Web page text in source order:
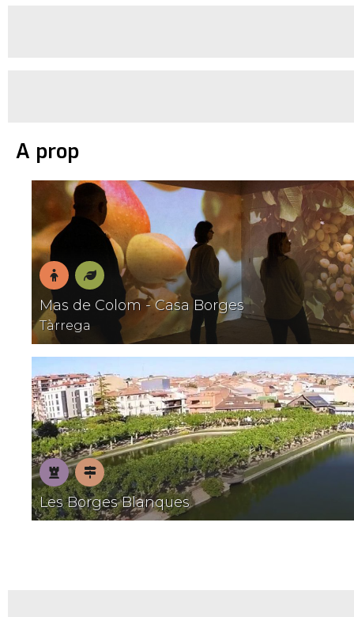
A prop
En
família
Natura
Mas de Colom - Casa Borges
Tàrrega
Patrimoni
Pobles
amb
Les Borges Blanques